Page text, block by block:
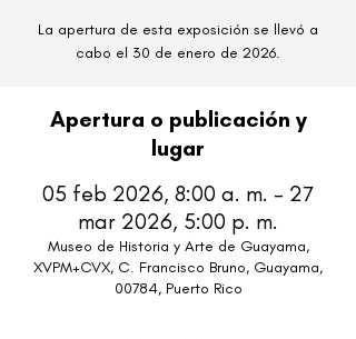
La apertura de esta exposición se llevó a
cabo el 30 de enero de 2026.
Apertura o publicación y
lugar
05 feb 2026, 8:00 a. m. – 27
mar 2026, 5:00 p. m.
Museo de Historia y Arte de Guayama,
XVPM+CVX, C. Francisco Bruno, Guayama,
00784, Puerto Rico